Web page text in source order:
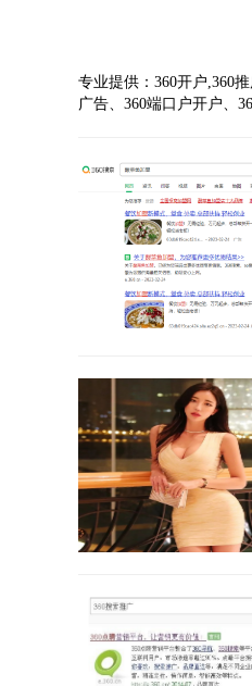
专业提供：360开户,360
广告、360端口户开户、